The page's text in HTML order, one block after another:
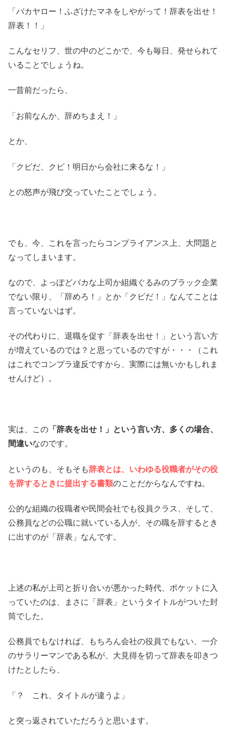
「バカヤロー！ふざけたマネをしやがって！辞表を出せ！
辞表！！」
こんなセリフ、世の中のどこかで、今も毎日、発せられて
いることでしょうね。
一昔前だったら、
「お前なんか、辞めちまえ！」
とか、
「クビだ、クビ！明日から会社に来るな！」
との怒声が飛び交っていたことでしょう。
でも、今、これを言ったらコンプライアンス上、大問題と
なってしまいます。
なので、よっぽどバカな上司か組織ぐるみのブラック企業
でない限り、「辞めろ！」とか「クビだ！」なんてことは
言っていないはず。
その代わりに、退職を促す「辞表を出せ！」という言い方
が増えているのでは？と思っているのですが・・・（これ
はこれでコンプラ違反ですから、実際には無いかもしれま
せんけど）。
実は、この 「辞表を出せ！」という言い方、多くの場合、
間違いなのです。
というのも、そもそも辞表とは、いわゆる役職者がその役
を辞するときに提出する書類のことだからなんですね。
公的な組織の役職者や民間会社でも役員クラス、そして、
公務員などの公職に就いている人が、その職を辞するとき
に出すのが「辞表」なんです。
上述の私が上司と折り合いが悪かった時代、ポケットに入
っていたのは、まさに「辞表」というタイトルがついた封
筒でした。
公務員でもなければ、もちろん会社の役員でもない、一介
のサラリーマンである私が、大見得を切って辞表を叩きつ
けたとしたら、
「？ これ、タイトルが違うよ」
と突っ返されていただろうと思います。